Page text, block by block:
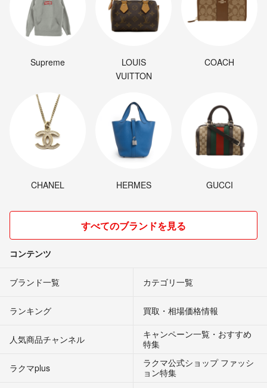
Supreme
LOUIS
VUITTON
COACH
CHANEL HERMES GUCCI
すべてのブランドを見る
コンテンツ
ブランド一覧 カテゴリ一覧
ランキング 買取・相場価格情報
人気商品チャンネル
キャンペーン一覧・おすすめ
特集
ラクマplus
ラクマ公式ショップ ファッシ
ョン特集